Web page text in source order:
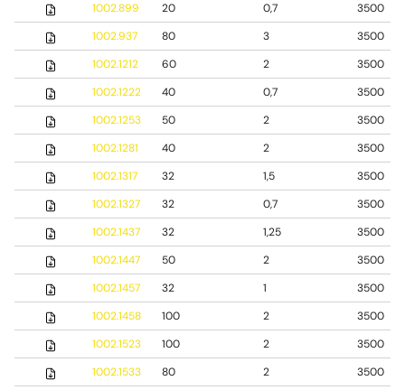
1002.899
20 0,7
3500
1002.937
80 3
3500
1002.1212
60 2
3500
1002.1222
40 0,7
3500
1002.1253
50 2
3500
1002.1281
40 2
3500
1002.1317
32 1,5
3500
1002.1327
32 0,7
3500
1002.1437
32 1,25
3500
1002.1447
50 2
3500
1002.1457
32 1
3500
1002.1458
100 2
3500
1002.1523
100 2
3500
1002.1533
80 2
3500